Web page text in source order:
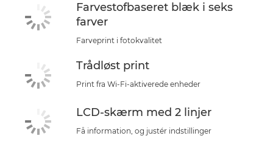
KØB BLÆK
Farvestofbaseret blæk i seks
farver
Farveprint i fotokvalitet
Trådløst print
Print fra Wi-Fi-aktiverede enheder
LCD-skærm med 2 linjer
Få information, og justér indstillinger